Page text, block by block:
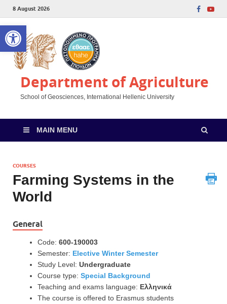
Open toolbar
8 August 2026
Department of Agriculture
School of Geosciences, International Hellenic University
MAIN MENU
COURSES
Farming Systems in the
World
General
Code: 600-190003
Semester: Elective Winter Semester
Study Level: Undergraduate
Course type: Special Background
Teaching and exams language: Ελληνικά
The course is offered to Erasmus students